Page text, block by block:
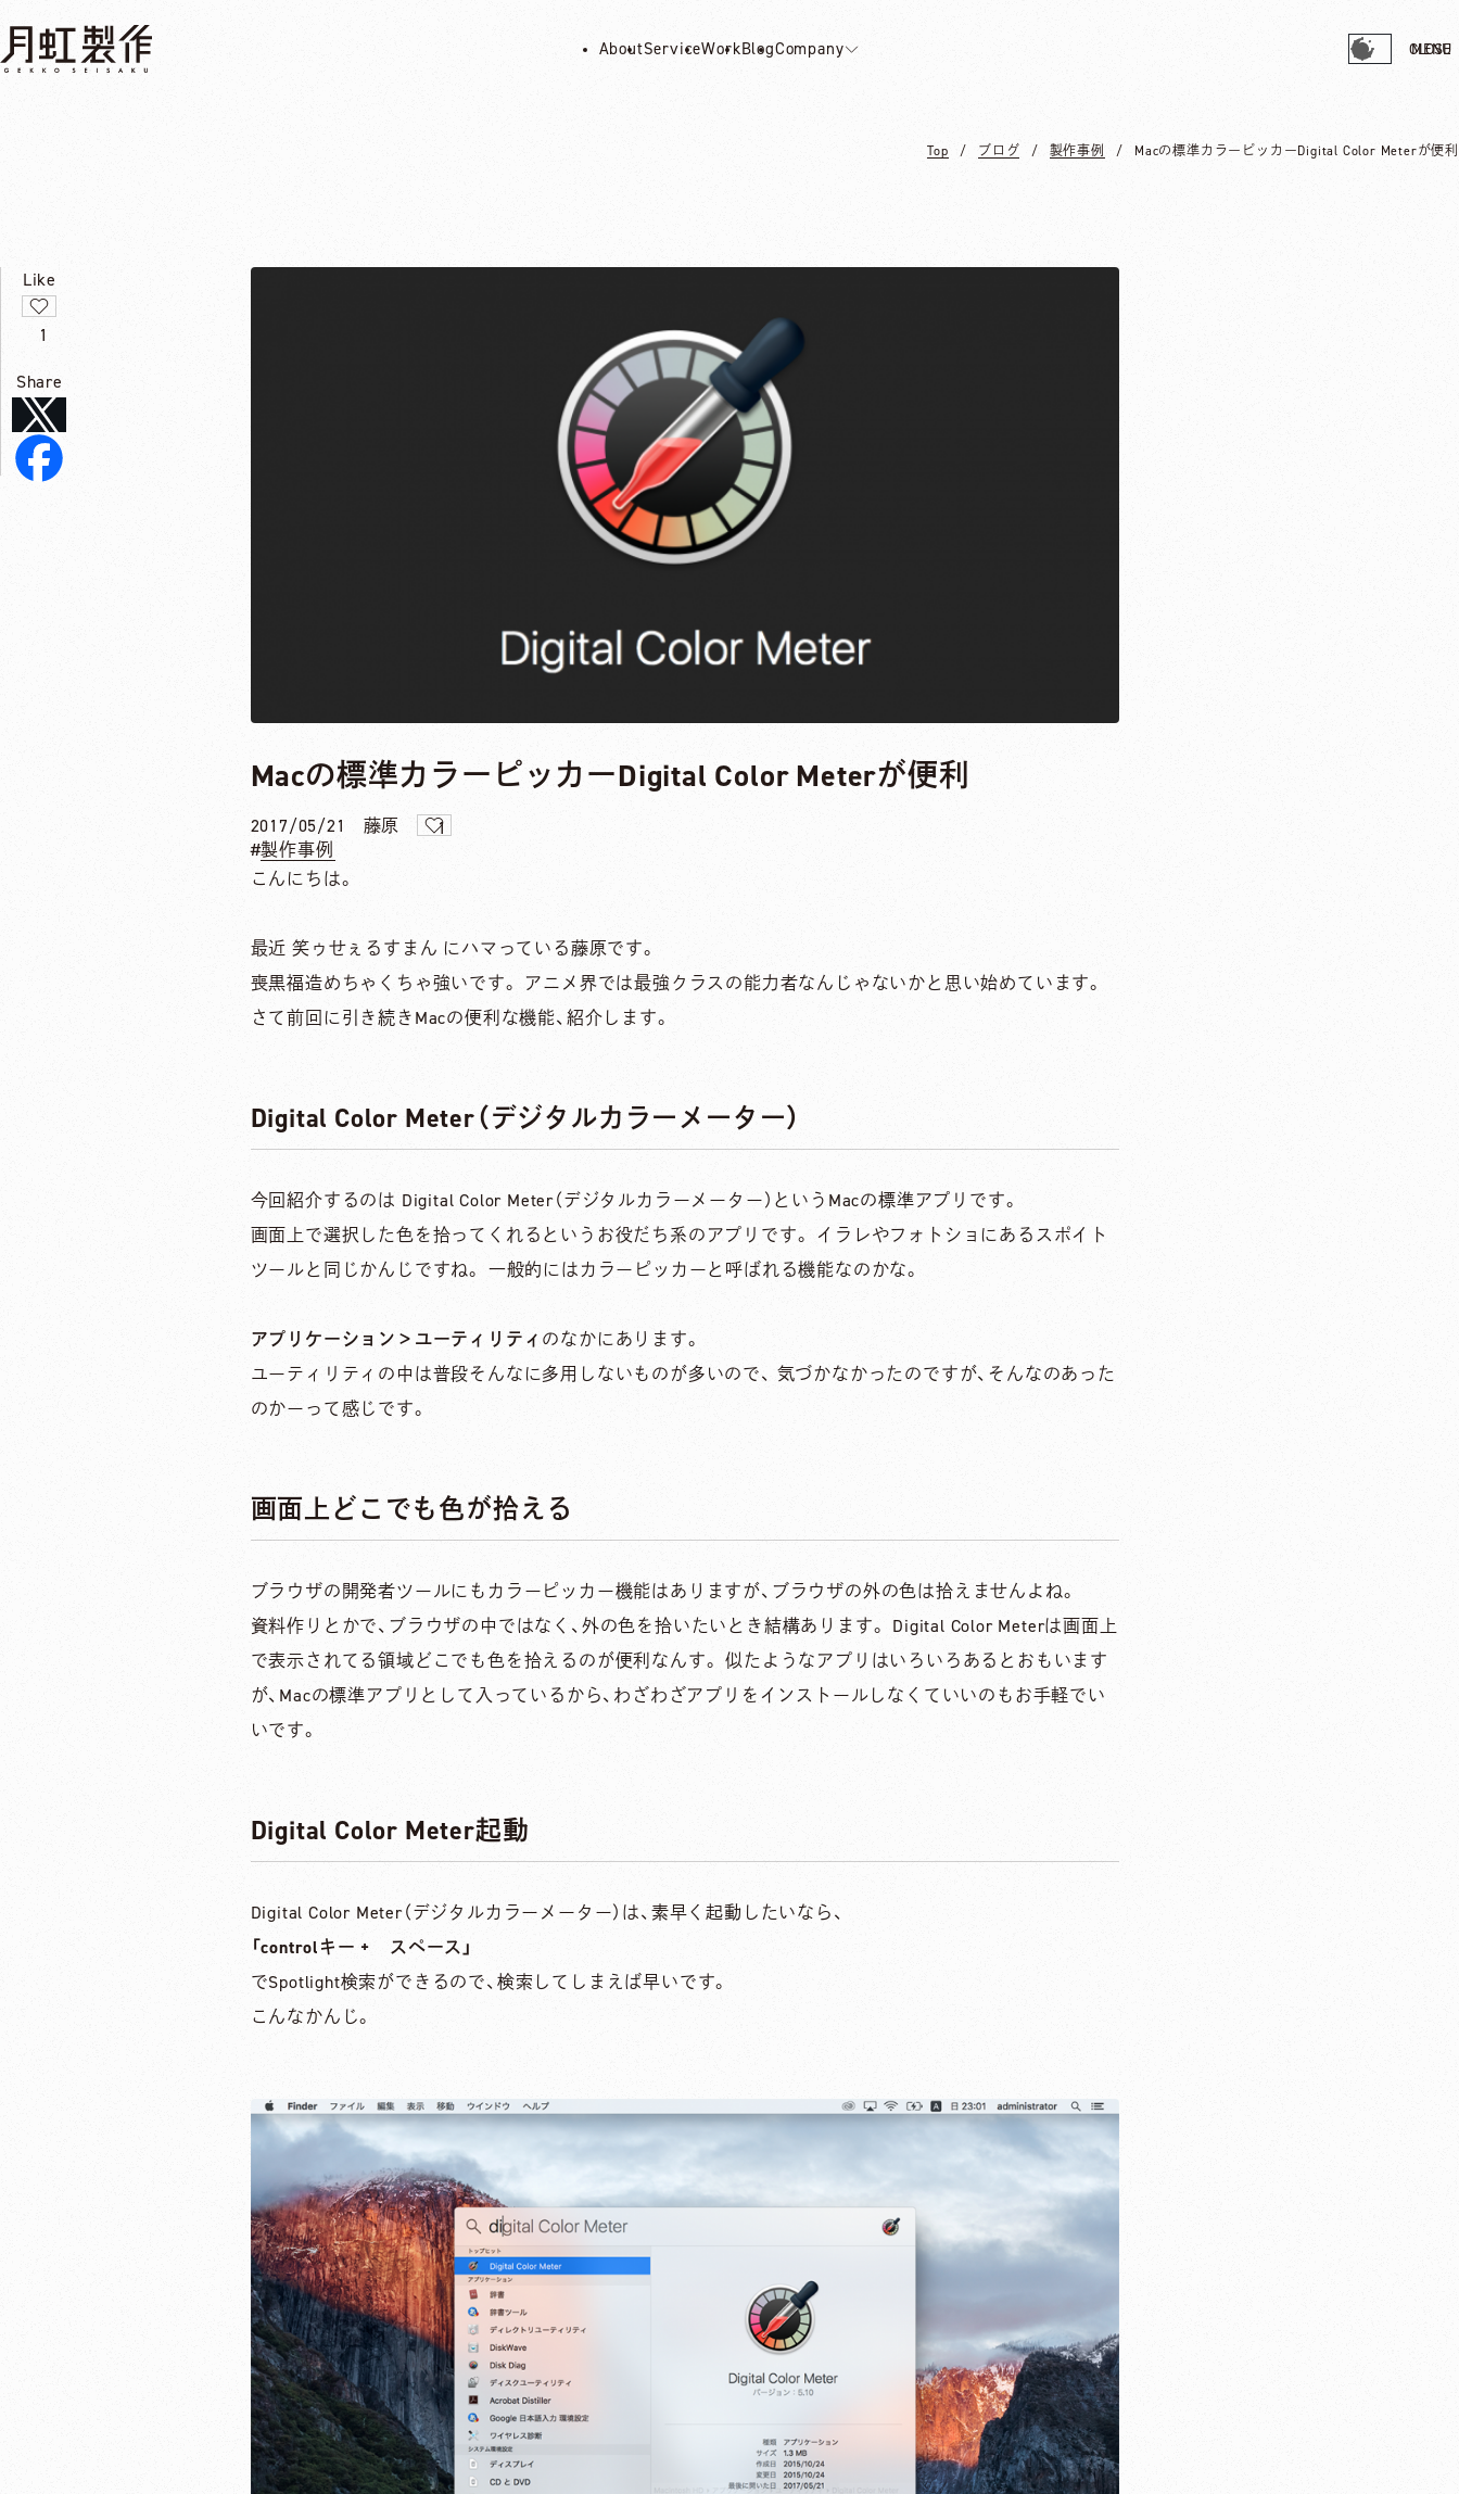
AboutServiceWork BlogCompany MENU
CLOSE
Top ブログ 製作事例 Macの標準カラーピッカーDigital Color Meterが便利
Macの標準カラーピッカーDigital Color Meterが便利
2017/05/21 藤原
1
製作事例
こんにちは。
最近 笑ゥせぇるすまん にハマっている藤原です。
喪黒福造めちゃくちゃ強いです。 アニメ界では最強クラスの能力者なんじゃないかと思い始めています。
さて前回に引き続きMacの便利な機能、紹介します。
Digital Color Meter（デジタルカラーメーター）
今回紹介するのは Digital Color Meter（デジタルカラーメーター）というMacの標準アプリです。
画面上で選択した色を拾ってくれるというお役だち系のアプリです。 イラレやフォトショにあるスポイト
ツールと同じかんじですね。 一般的にはカラーピッカーと呼ばれる機能なのかな。
アプリケーション＞ユーティリティ のなかにあります。
ユーティリティの中は普段そんなに多用しないものが多いので、 気づかなかったのですが、そんなのあった
のかーって感じです。
画面上どこでも色が拾える
ブラウザの開発者ツールにもカラーピッカー機能はありますが、ブラウザの外の色は拾えませんよね。
資料作りとかで、ブラウザの中ではなく、外の色を拾いたいとき結構あります。 Digital Color Meterは画面上
で表示されてる領域どこでも色を拾えるのが便利なんす。 似たようなアプリはいろいろあるとおもいます
が、Macの標準アプリとして入っているから、わざわざアプリをインストールしなくていいのもお手軽でい
いです。
Digital Color Meter起動
Digital Color Meter（デジタルカラーメーター）は、素早く起動したいなら、
「controlキー + スペース」
でSpotlight検索ができるので、検索してしまえば早いです。
こんなかんじ。
Like
1
Share